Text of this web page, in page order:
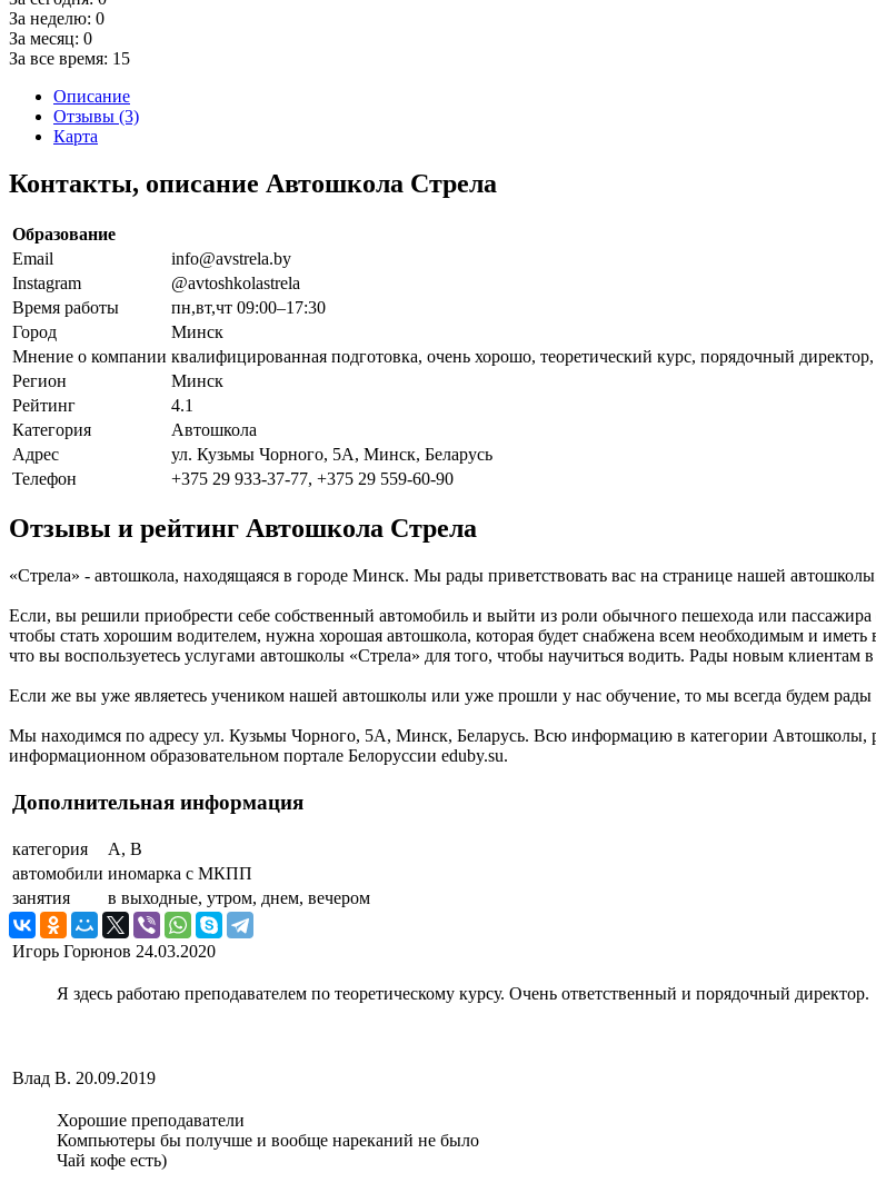
За неделю: 0
За месяц: 0
За все время: 15
Описание
Отзывы (3)
Карта
Контакты, описание Автошкола Стрела
Образование
Email
info@avstrela.by
Instagram
@avtoshkolastrela
Время работы
пн,вт,чт 09:00–17:30
Город
Минск
Мнение о компании квалифицированная подготовка, очень хорошо, теоретический курс, порядочный
Регион
Минск
Рейтинг
4.1
Категория
Автошкола
Адрес
ул. Кузьмы Чорного, 5А, Минск, Беларусь
Телефон
+375 29 933-37-77, +375 29 559-60-90
Отзывы и рейтинг Автошкола Стрела
«Стрела» - автошкола, находящаяся в городе Минск. Мы рады приветствовать вас на странице нашей
Если, вы решили приобрести себе собственный автомобиль и выйти из роли обычного пешехода или
чтобы стать хорошим водителем, нужна хорошая автошкола, которая будет снабжена всем необходимым и
что вы воспользуетесь услугами автошколы «Стрела» для того, чтобы научиться водить. Рады новым клиентам
Если же вы уже являетесь учеником нашей автошколы или уже прошли у нас обучение, то мы всегда будем
Мы находимся по адресу ул. Кузьмы Чорного, 5А, Минск, Беларусь. Всю информацию в категории Автошколы,
информационном образовательном портале Белоруссии eduby.su.
Дополнительная информация
категория
A, B
автомобили иномарка с МКПП
занятия
в выходные, утром, днем, вечером
Игорь Горюнов 24.03.2020
Я здесь работаю преподавателем по теоретическому курсу. Очень ответственный и порядочный директор.
Влад В. 20.09.2019
Хорошие преподаватели
Компьютеры бы получше и вообще нареканий не было
Чай кофе есть)